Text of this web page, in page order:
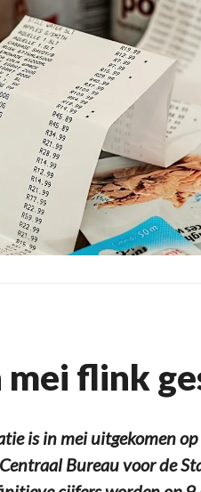
flink
is in mei uitgekomen
Bureau voor de